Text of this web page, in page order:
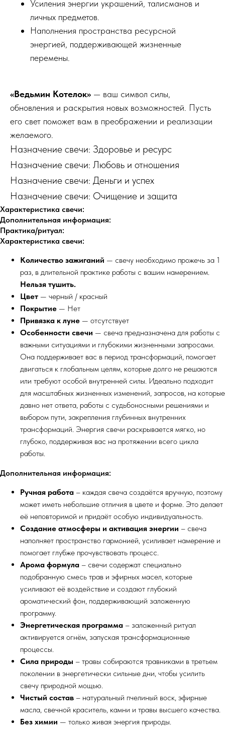
Усиления энергии украшений, талисманов и
личных предметов.
Наполнения пространства ресурсной
энергией, поддерживающей жизненные
перемены.
«Ведьмин Котелок» — ваш символ силы,
обновления и раскрытия новых возможностей. Пусть
его свет поможет вам в преображении и реализации
желаемого.
Назначение свечи: Здоровье и ресурс
Назначение свечи: Любовь и отношения
Назначение свечи: Деньги и успех
Назначение свечи: Очищение и защита
Характеристика свечи:
Дополнительная информация:
Практика/ритуал:
Характеристика свечи:
Количество зажиганий — свечу необходимо прожечь за 1
раз, в длительной практике работы с вашим намерением.
Нельзя тушить.
Цвет — черный / красный
Покрытие — Нет
Привязка к луне — отсутствует
Особенности свечи — свеча предназначена для работы с
важными ситуациями и глубокими жизненными запросами.
Она поддерживает вас в период трансформаций, помогает
двигаться к глобальным целям, которые долго не решаются
или требуют особой внутренней силы. Идеально подходит
для масштабных жизненных изменений, запросов, на которые
давно нет ответа, работы с судьбоносными решениями и
выбором пути, закрепления глубинных внутренних
трансформаций. Энергия свечи раскрывается мягко, но
глубоко, поддерживая вас на протяжении всего цикла
работы.
Дополнительная информация:
Ручная работа – каждая свеча создаётся вручную, поэтому
может иметь небольшие отличия в цвете и форме. Это делает
её неповторимой и придаёт особую индивидуальность.
Создание атмосферы и активация энергии – свеча
наполняет пространство гармонией, усиливает намерение и
помогает глубже прочувствовать процесс.
Арома формула – свечи содержат специально
подобранную смесь трав и эфирных масел, которые
усиливают её воздействие и создают глубокий
ароматический фон, поддерживающий заложенную
программу.
Энергетическая программа – заложенный ритуал
активируется огнём, запуская трансформационные
процессы.
Сила природы – травы собираются травниками в третьем
поколении в энергетически сильные дни, чтобы усилить
свечу природной мощью.
Чистый состав – натуральный пчелиный воск, эфирные
масла, свечной краситель, камни и травы высшего качества.
Без химии — только живая энергия природы.